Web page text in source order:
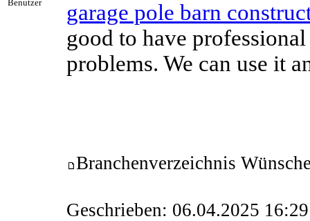
Benutzer
garage pole barn
good to have
problems. We can use it
Branchenverzeichnis
Geschrieben: 06.04.2025 16:29